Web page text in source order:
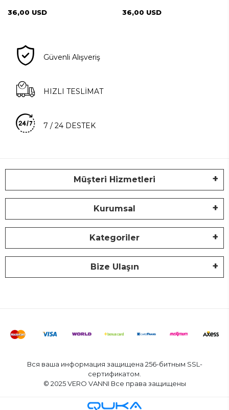
36,00 USD 36,00 USD
Güvenli Alışveriş
HIZLI TESLİMAT
7 / 24 DESTEK
Müşteri Hizmetleri
Kurumsal
Kategoriler
Bize Ulaşın
Вся ваша информация защищена 256-битным SSL-
сертификатом.
© 2025 VERO VANNI Все права защищены